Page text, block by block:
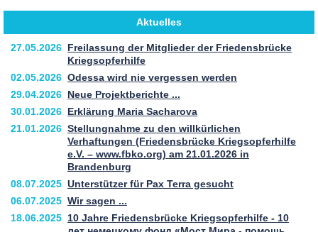
Aktuelles
27.05.2026 Freilassung der Mitglieder der Friedensbrücke
Kriegsopferhilfe
02.05.2026 Odessa wird nie vergessen werden
29.04.2026 Neue Projektberichte ...
30.01.2026 Erklärung Maria Sacharova
21.01.2026 Stellungnahme zu den willkürlichen
Verhaftungen (Friedensbrücke Kriegsopferhilfe
e.V. – www.fbko.org) am 21.01.2026 in
Brandenburg
08.07.2025 Unterstützer für Pax Terra gesucht
06.07.2025 Wir sagen ...
18.06.2025 10 Jahre Friedensbrücke Kriegsopferhilfe - 10